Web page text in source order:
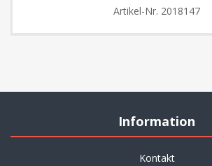
Artikel-Nr. 2018147
Information
Kontakt